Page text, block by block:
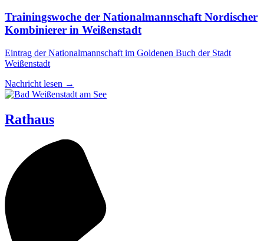
Trai­nings­wo­che der Natio­nal­mann­schaft Nor­di­scher
Kom­bi­nie­rer in Weißenstadt
Eintrag der Nationalmannschaft im Goldenen Buch der Stadt
Weißenstadt
Nachricht lesen →
Rathaus